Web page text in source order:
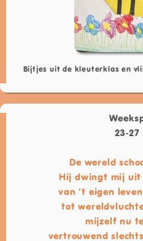
Bijtjes uit de kleuterklas en
23-
De wereld
Hij dwingt mij uit
van ’t eigen
tot
mijzelf nu
vertrouwend